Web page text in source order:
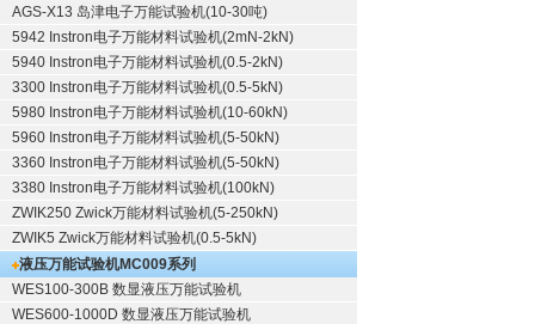
AGS-X13 岛津电子万能试验机(10-30吨)
5942 Instron电子万能材料试验机(2mN-2kN)
5940 Instron电子万能材料试验机(0.5-2kN)
3300 Instron电子万能材料试验机(0.5-5kN)
5980 Instron电子万能材料试验机(10-60kN)
5960 Instron电子万能材料试验机(5-50kN)
3360 Instron电子万能材料试验机(5-50kN)
3380 Instron电子万能材料试验机(100kN)
ZWIK250 Zwick万能材料试验机(5-250kN)
ZWIK5 Zwick万能材料试验机(0.5-5kN)
液压万能试验机MC009系列
WES100-300B 数显液压万能试验机
WES600-1000D 数显液压万能试验机